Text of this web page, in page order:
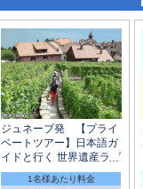
ジュネーブ発 【プライ
ベートツアー】日本語ガ
イドと行く 世界遺産ラヴ
ォーの村めぐり半日観光
～ワイン試飲付
1名様あたり料金